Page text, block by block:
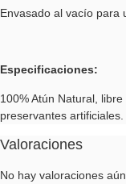
Envasado al vacío para
Especificaciones:
100% Atún Natural, libre
preservantes artificiales.
Valoraciones
No hay valoraciones aún.